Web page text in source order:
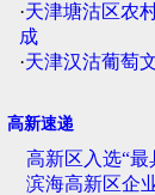
·天津塘沽区农
成
·天津汉沽葡萄
高新速递
高新区入选“
滨海高新区企